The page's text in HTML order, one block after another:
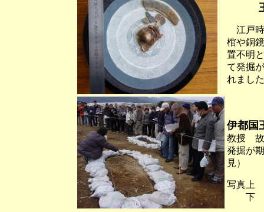
王族
江戸時
棺や銅
置不明
て発掘
れまし
伊都国
教授 故
発掘が
写真上
下 王